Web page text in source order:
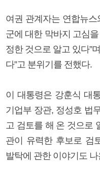
여권 관계자는 연합뉴스
군에 대한 막바지 고심
정한 것으로 알고 있다”
다”고 분위기를 전했다.
이 대통령은 강훈식 대
기업부 장관, 정성호 법
고 검토를 해 온 것으로
관이 유력한 후보로 검
발탁에 관한 이야기도